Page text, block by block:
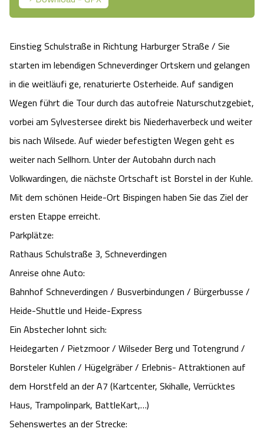
Urlaub auf dem Bauernhof
Urlaub mit Hund
Anreise
Kataloge
Kontakt
Reiten
Kutschen
Regionale Küche
Tiere
HeideSpezialitäten
Unterkünfte
Urlaub mit Hund
Landschaftsführungen
Veranstaltungen
Wildpark Lüneburger Heide
Wildpark Schwarze Berge
Otter Zentrum
Wildpark Müden
Ralf Schumacher Kart & Bowl
Das verrückte Haus
Abenteuerland Trampolin-Park
Battle Kart Bispingen
Adventure District Bispingen
Unterkünfte
Ausflugsziele
Veranstaltungen
Shopping Celle
Kulinarisches Celle
Unterkünfte Celle
Veranstaltungen & Führungen Celle
Einstieg Schulstraße in Richtung Harburger Straße / Sie
starten im lebendigen Schneverdinger Ortskern und gelangen
in die weitläufi ge, renaturierte Osterheide. Auf sandigen
Wegen führt die Tour durch das autofreie Naturschutzgebiet,
vorbei am Sylvestersee direkt bis Niederhaverbeck und weiter
bis nach Wilsede. Auf wieder befestigten Wegen geht es
weiter nach Sellhorn. Unter der Autobahn durch nach
Volkwardingen, die nächste Ortschaft ist Borstel in der Kuhle.
Mit dem schönen Heide-Ort Bispingen haben Sie das Ziel der
ersten Etappe erreicht.
Parkplätze:
Rathaus Schulstraße 3, Schneverdingen
Anreise ohne Auto:
Bahnhof Schneverdingen / Busverbindungen / Bürgerbusse /
Heide-Shuttle und Heide-Express
Ein Abstecher lohnt sich:
Heidegarten / Pietzmoor / Wilseder Berg und Totengrund /
Borsteler Kuhlen / Hügelgräber / Erlebnis- Attraktionen auf
dem Horstfeld an der A7 (Kartcenter, Skihalle, Verrücktes
Haus, Trampolinpark, BattleKart,…)
Sehenswertes an der Strecke: